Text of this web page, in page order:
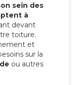
sein des
à
devant
toiture.
et
sur la
ou autres